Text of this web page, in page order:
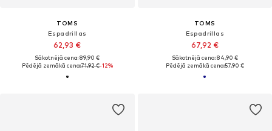
TOMS
Espadrillas
62,93 €
Sākotnējā cena: 89,90 €
Pēdējā zemākā cena:71,92 €-12%
TOMS
Espadrillas
67,92 €
Sākotnējā cena: 84,90 €
Pēdējā zemākā cena:57,90 €